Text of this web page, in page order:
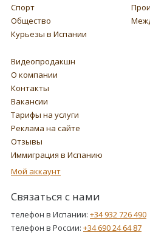
Спорт
Общество
Курьезы в Испании
Видеопродакшн
О компании
Контакты
Вакансии
Тарифы на услуги
Реклама на сайте
Отзывы
Иммиграция в Испанию
Мой аккаунт
Связаться с нами
телефон в Испании: +34 932 726 490
телефон в России: +34 690 24 64 87